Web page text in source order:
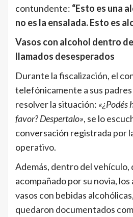
contundente: “Esto es una
no es la ensalada. Esto es
Vasos con alcohol dentro
llamados desesperados
Durante la fiscalización, el
telefónicamente a sus
resolver la situación: «¿Podés
favor? Despertalo», se lo
conversación registrada por
operativo.
Además, dentro del vehículo,
acompañado por su novia,
vasos con bebidas
quedaron documentados